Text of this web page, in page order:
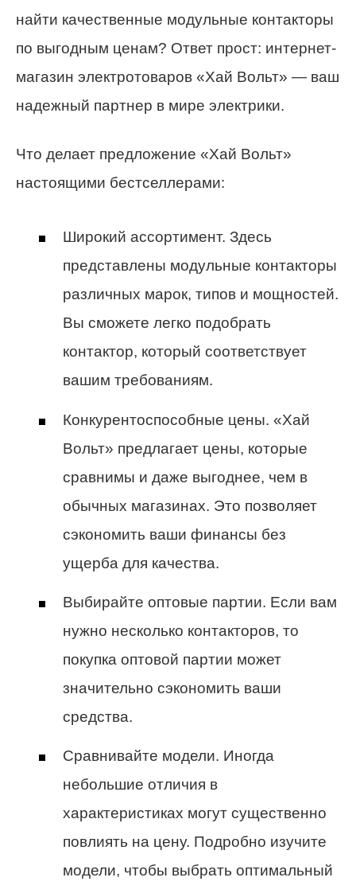
найти качественные модульные контакторы
по выгодным ценам? Ответ прост: интернет-
магазин электротоваров «Хай Вольт» — ваш
надежный партнер в мире электрики.
Что делает предложение «Хай Вольт»
настоящими бестселлерами:
Широкий ассортимент. Здесь
представлены модульные контакторы
различных марок, типов и мощностей.
Вы сможете легко подобрать
контактор, который соответствует
вашим требованиям.
Конкурентоспособные цены. «Хай
Вольт» предлагает цены, которые
сравнимы и даже выгоднее, чем в
обычных магазинах. Это позволяет
сэкономить ваши финансы без
ущерба для качества.
Выбирайте оптовые партии. Если вам
нужно несколько контакторов, то
покупка оптовой партии может
значительно сэкономить ваши
средства.
Сравнивайте модели. Иногда
небольшие отличия в
характеристиках могут существенно
повлиять на цену. Подробно изучите
модели, чтобы выбрать оптимальный